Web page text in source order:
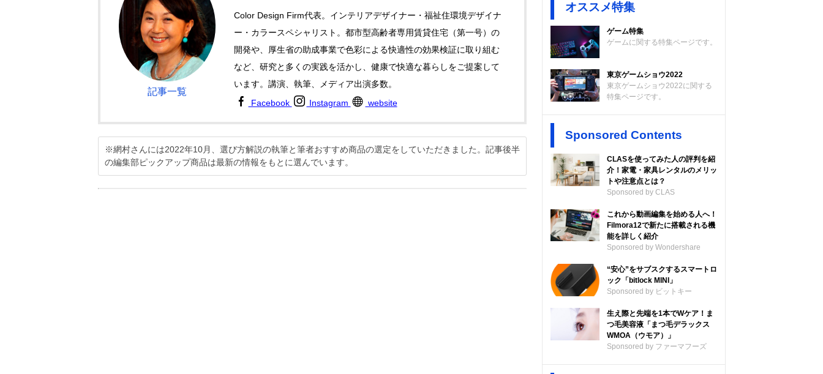
記事一覧
Color Design Firm代表。インテリアデザイナー・福祉住環境デザイナ
ー・カラースペシャリスト。都市型高齢者専用賃貸住宅（第一号）の
開発や、厚生省の助成事業で色彩による快適性の効果検証に取り組む
など、研究と多くの実践を活かし、健康で快適な暮らしをご提案して
います。講演、執筆、メディア出演多数。
Facebook
Instagram website
※網村さんには2022年10月、選び方解説の執筆と筆者おすすめ商品の選定をしていただきました。記事後半
の編集部ピックアップ商品は最新の情報をもとに選んでいます。
オススメ特集
ゲーム特集
ゲームに関する特集ページです。
東京ゲームショウ2022
東京ゲームショウ2022に関する
特集ページです。
Sponsored Contents
CLASを使ってみた人の評判を紹
介！家電・家具レンタルのメリッ
トや注意点とは？
Sponsored by CLAS
これから動画編集を始める人へ！
Filmora12で新たに搭載される機
能を詳しく紹介
Sponsored by Wondershare
“安心”をサブスクするスマートロ
ック「bitlock MINI」
Sponsored by ビットキー
生え際と先端を1本でWケア！ま
つ毛美容液「まつ毛デラックス
WMOA（ウモア）」
Sponsored by ファーマフーズ